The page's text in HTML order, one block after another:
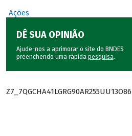
Ações
DÊ SUA OPINIÃO
Ajude-nos a aprimorar o site do BNDES
preenchendo uma rápida pesquisa.
Z7_7QGCHA41LGRG90AR255UU13O86